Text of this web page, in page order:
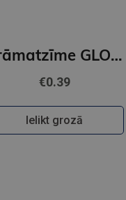
Grāmatzīme GLOBUSS - Kapibara
€0.39
Ielikt grozā